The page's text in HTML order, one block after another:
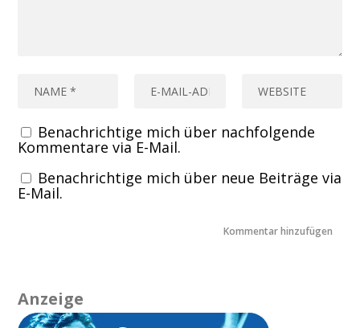
Benachrichtige mich über nachfolgende
Kommentare via E-Mail.
Benachrichtige mich über neue Beiträge via
E-Mail.
Anzeige